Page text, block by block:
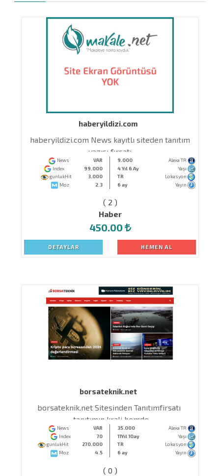
haberyildizi.com
haberyildizi.com News kayıtlı siteden tanıtım
yazısı fırsatı
News
VAR
Index
99.000
gunlukHit
3.000
Moz
2.3
9.000
Alexa TR
4 Yıl 6 Ay
Yaşı
TR
Lokasyon
6 ay
Yayın
( 2 )
Haber
450.00
DETAYLAR HEMEN AL
borsateknik.net
borsateknik.net Sitesinden Tanıtımfirsatı
tanıtımın krali hemde
News
VAR
Index
70
gunlukHit
270.000
Moz
4.5
35.000
Alexa TR
11Yıl 10ay
Yaşı
TR
Lokasyon
6 ay
Yayın
( 0 )